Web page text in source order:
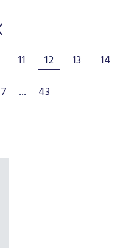
11 12 13
14
... 43